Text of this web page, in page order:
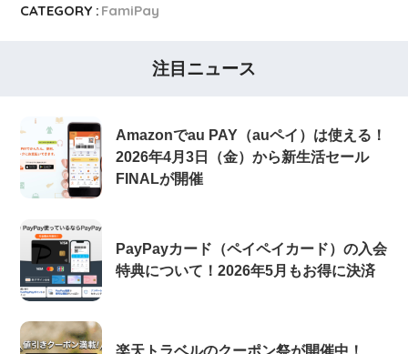
CATEGORY : FamiPay
注目ニュース
Amazonでau PAY（auペイ）は使える！
2026年4月3日（金）から新生活セール
FINALが開催
PayPayカード（ペイペイカード）の入会
特典について！2026年5月もお得に決済
楽天トラベルのクーポン祭が開催中！